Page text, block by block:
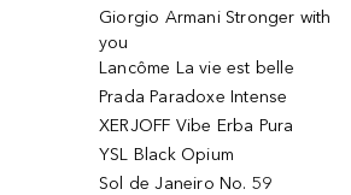
Giorgio Armani Stronger with
you
Lancôme La vie est belle
Prada Paradoxe Intense
XERJOFF Vibe Erba Pura
YSL Black Opium
Sol de Janeiro No. 59